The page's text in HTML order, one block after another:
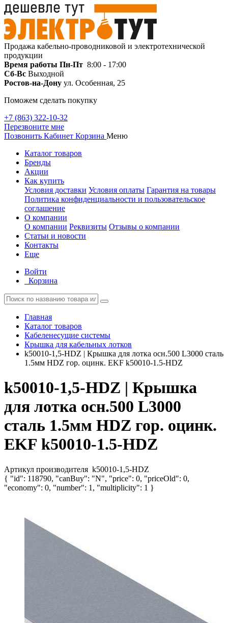
Продажа кабельно-проводниковой и электротехнической
продукции
Время работы Пн-Пт 8:00 - 17:00
Сб-Вс Выходной
Ростов-на-Дону ул. Особенная, 25
Поможем сделать покупку
+7 (863) 322-10-32
Перезвоните мне
Позвонить Кабинет Корзина Меню
Каталог товаров
Бренды
Акции
Как купить
Условия доставки Условия оплаты Гарантия на товары
Политика конфиденциальности и пользовательское
соглашение
О компании
О компании Реквизиты Отзывы о компании
Статьи и новости
Контакты
Еще
Войти
Корзина
Главная
Каталог товаров
Кабеленесущие системы
Крышка для кабельных лотков
k50010-1,5-HDZ | Крышка для лотка осн.500 L3000 сталь
1.5мм HDZ гор. оцинк. EKF k50010-1.5-HDZ
k50010-1,5-HDZ | Крышка
для лотка осн.500 L3000
сталь 1.5мм HDZ гор. оцинк.
EKF k50010-1.5-HDZ
Артикул производителя k50010-1,5-HDZ
{ "id": 118790, "canBuy": "N", "price": 0, "priceOld": 0,
"economy": 0, "number": 1, "multiplicity": 1 }